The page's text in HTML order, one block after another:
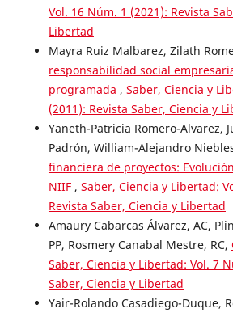
Vol. 16 Núm. 1 (2021): Revista
Libertad
Mayra Ruiz Malbarez, Zilath
responsabilidad social
programada , Saber, Ciencia y
(2011): Revista Saber, Ciencia y
Yaneth-Patricia Romero-Alvarez,
Padrón, William-Alejandro
financiera de proyectos:
NIIF , Saber, Ciencia y Libertad:
Revista Saber, Ciencia y Libertad
Amaury Cabarcas Álvarez, AC,
PP, Rosmery Canabal Mestre, RC,
Saber, Ciencia y Libertad: Vol. 7
Saber, Ciencia y Libertad
Yair-Rolando Casadiego-Duque,